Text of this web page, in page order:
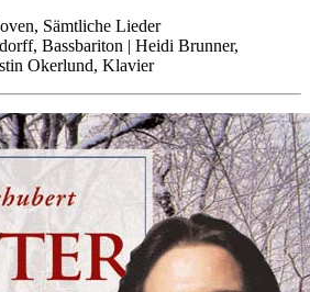
Sämtliche Lieder
Bassbariton | Heidi Brunner,
Okerlund, Klavier